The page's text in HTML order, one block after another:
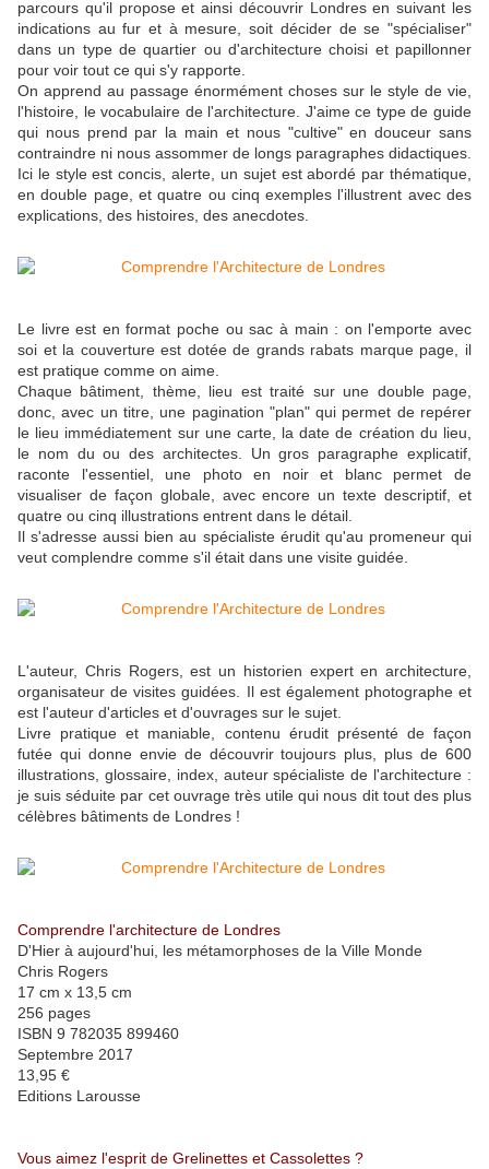
parcours qu'il propose et ainsi découvrir Londres en suivant les
indications au fur et à mesure, soit décider de se "spécialiser"
dans un type de quartier ou d'architecture choisi et papillonner
pour voir tout ce qui s'y rapporte.
On apprend au passage énormément choses sur le style de vie,
l'histoire, le vocabulaire de l'architecture. J'aime ce type de guide
qui nous prend par la main et nous "cultive" en douceur sans
contraindre ni nous assommer de longs paragraphes didactiques.
Ici le style est concis, alerte, un sujet est abordé par thématique,
en double page, et quatre ou cinq exemples l'illustrent avec des
explications, des histoires, des anecdotes.
Le livre est en format poche ou sac à main : on l'emporte avec
soi et la couverture est dotée de grands rabats marque page, il
est pratique comme on aime.
Chaque bâtiment, thème, lieu est traité sur une double page,
donc, avec un titre, une pagination "plan" qui permet de repérer
le lieu immédiatement sur une carte, la date de création du lieu,
le nom du ou des architectes. Un gros paragraphe explicatif,
raconte l'essentiel, une photo en noir et blanc permet de
visualiser de façon globale, avec encore un texte descriptif, et
quatre ou cinq illustrations entrent dans le détail.
Il s'adresse aussi bien au spécialiste érudit qu'au promeneur qui
veut complendre comme s'il était dans une visite guidée.
L'auteur, Chris Rogers, est un historien expert en architecture,
organisateur de visites guidées. Il est également photographe et
est l'auteur d'articles et d'ouvrages sur le sujet.
Livre pratique et maniable, contenu érudit présenté de façon
futée qui donne envie de découvrir toujours plus, plus de 600
illustrations, glossaire, index, auteur spécialiste de l'architecture :
je suis séduite par cet ouvrage très utile qui nous dit tout des plus
célèbres bâtiments de Londres !
Comprendre l'architecture de Londres
D'Hier à aujourd'hui, les métamorphoses de la Ville Monde
Chris Rogers
17 cm x 13,5 cm
256 pages
ISBN 9 782035 899460
Septembre 2017
13,95 €
Editions Larousse
Vous aimez l'esprit de Grelinettes et Cassolettes ?